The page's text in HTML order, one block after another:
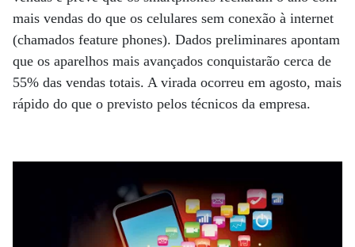
mais vendas do que os celulares sem conexão à internet
(chamados feature phones). Dados preliminares apontam
que os aparelhos mais avançados conquistarão cerca de
55% das vendas totais. A virada ocorreu em agosto, mais
rápido do que o previsto pelos técnicos da empresa.